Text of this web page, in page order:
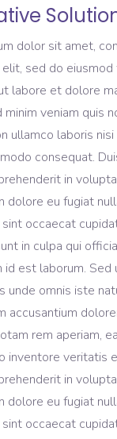
dolor sit amet,
elit, sed do
labore et dolore
minim veniam quis
ullamco laboris nisi
consequat.
in
dolore eu fugiat
occaecat
in culpa qui
id est laborum. Sed
unde omnis iste
accusantium
rem aperiam,
inventore veritatis
in
dolore eu fugiat
occaecat